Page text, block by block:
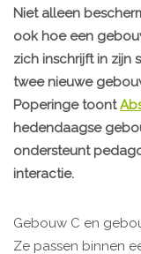
Niet alleen
ook hoe een
zich inschrijft in zijn
twee nieuwe
Poperinge toont
hedendaagse
ondersteunt
interactie.
Gebouw C en
Ze passen binnen